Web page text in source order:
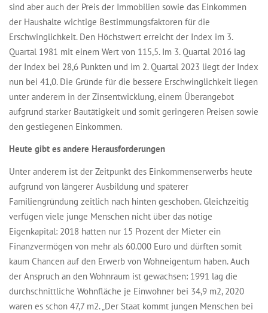
sind aber auch der Preis der Immobilien sowie das Einkommen
der Haushalte wichtige Bestimmungsfaktoren für die
Erschwinglichkeit. Den Höchstwert erreicht der Index im 3.
Quartal 1981 mit einem Wert von 115,5. Im 3. Quartal 2016 lag
der Index bei 28,6 Punkten und im 2. Quartal 2023 liegt der Index
nun bei 41,0. Die Gründe für die bessere Erschwinglichkeit liegen
unter anderem in der Zinsentwicklung, einem Überangebot
aufgrund starker Bautätigkeit und somit geringeren Preisen sowie
den gestiegenen Einkommen.
Heute gibt es andere Herausforderungen
Unter anderem ist der Zeitpunkt des Einkommenserwerbs heute
aufgrund von längerer Ausbildung und späterer
Familiengründung zeitlich nach hinten geschoben. Gleichzeitig
verfügen viele junge Menschen nicht über das nötige
Eigenkapital: 2018 hatten nur 15 Prozent der Mieter ein
Finanzvermögen von mehr als 60.000 Euro und dürften somit
kaum Chancen auf den Erwerb von Wohneigentum haben. Auch
der Anspruch an den Wohnraum ist gewachsen: 1991 lag die
durchschnittliche Wohnfläche je Einwohner bei 34,9 m2, 2020
waren es schon 47,7 m2. „Der Staat kommt jungen Menschen bei